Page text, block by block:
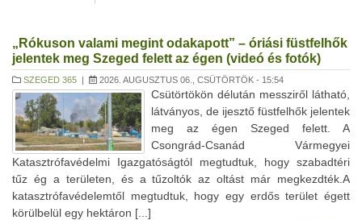
„Rókuson valami megint odakapott” – óriási füstfelhők
jelentek meg Szeged felett az égen (videó és fotók)
SZEGED 365 | 2026. AUGUSZTUS 06., CSÜTÖRTÖK - 15:54
Csütörtökön délután messziről látható,
látványos, de ijesztő füstfelhők jelentek
meg az égen Szeged felett. A
Csongrád-Csanád Vármegyei
Katasztrófavédelmi Igazgatóságtól megtudtuk, hogy szabadtéri
tűz ég a területen, és a tűzoltók az oltást már megkezdték.A
katasztrófavédelemtől megtudtuk, hogy egy erdős terület égett
körülbelül egy hektáron [...]